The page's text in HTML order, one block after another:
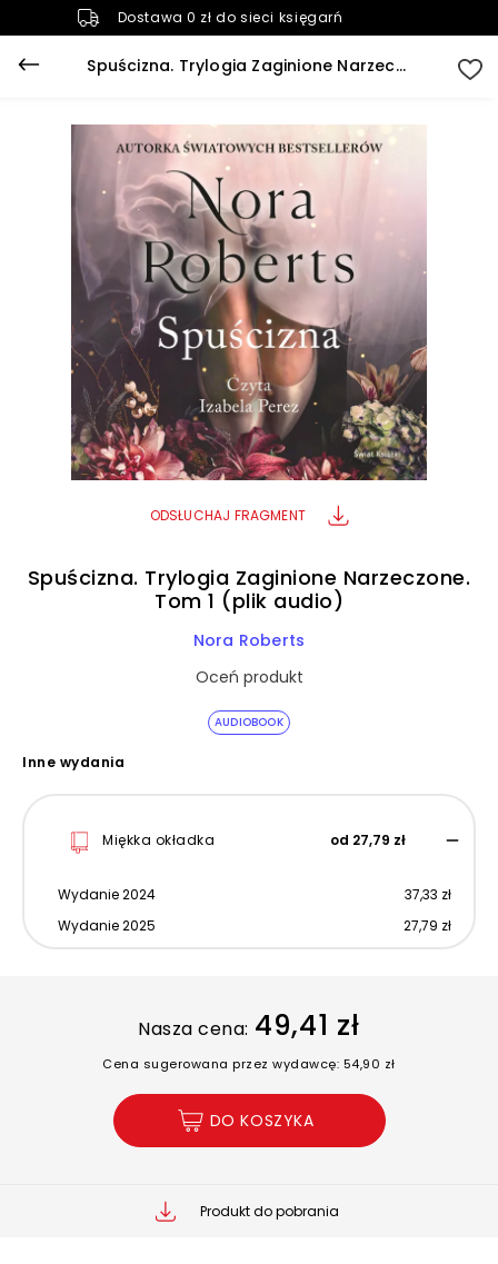
Dostawa 0 zł do sieci księgarń
Spuścizna. Trylogia Zaginione Narzeczone. Tom 1 (plik audio)
ODSŁUCHAJ FRAGMENT
AUDIOBOOK
Spuścizna. Trylogia Zaginione Narzeczone.
Tom 1 (plik audio)
Nora Roberts
Oceń produkt
Inne wydania
Miękka okładka od 27,79 zł
Wydanie 2024
37,33 zł
Wydanie 2025
27,79 zł
Nasza cena: 49,41 zł
Cena sugerowana przez wydawcę: 54,90 zł
DO KOSZYKA
Produkt do pobrania